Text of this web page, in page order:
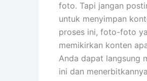
foto. Tapi jangan
untuk menyimpan
proses ini, foto-foto
memikirkan konten
Anda dapat langsung
ini dan